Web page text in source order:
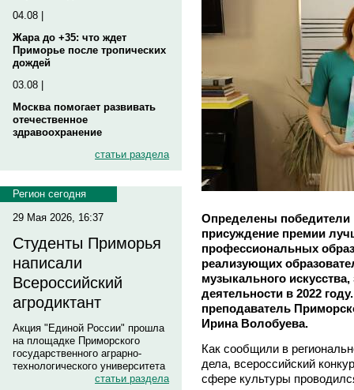
04.08 |
Жара до +35: что ждет
Приморье после тропических
дождей
03.08 |
Москва помогает развивать
отечественное
здравоохранение
статьи раздела
Регион сегодня
29 Мая 2026, 16:37
Студенты Приморья
написали
Всероссийский
агродиктант
Акция "Единой России" прошла
на площадке Приморского
государственного аграрно-
технологического университета
статьи раздела
Определены победители
присуждение премии
профессиональных
реализующих
музыкального
деятельности в 2022
преподаватель
Ирина Волобуева.
Как сообщили в
дела, всероссийский
сфере культуры